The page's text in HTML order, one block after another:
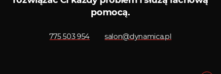
pomocą.
775 503 954 salon@dynamica.pl